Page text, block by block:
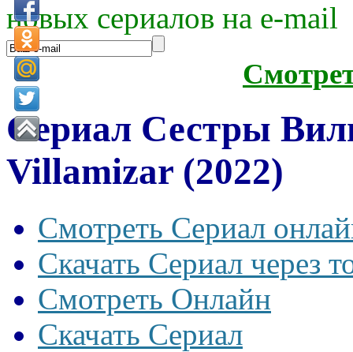
новых сериалов на e-mаil
Сериал Сестры
Villamizar (2022)
Смотреть Сериал
Скачать Сериал через
Смотреть Онлайн
Скачать Сериал